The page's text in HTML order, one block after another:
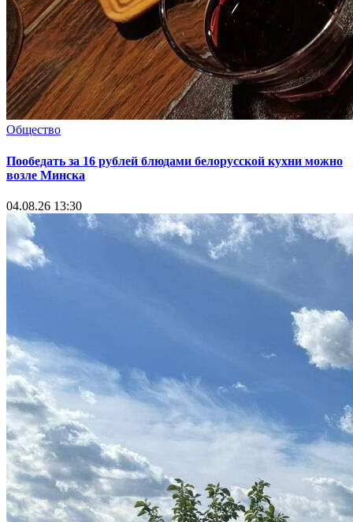
Общество
Пообедать за 16 рублей блюдами белорусской кухни можно
возле Минска
04.08.26 13:30